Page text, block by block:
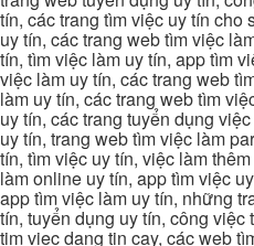
tín, các trang tìm việc uy tín
uy tín, các trang web tìm việc
tín, tìm việc làm uy tín, app tìm
việc làm uy tín, các trang web
làm uy tín, các trang web tìm
uy tín, các trang tuyển dụng
uy tín, trang web tìm việc làm
tín, tìm việc uy tín, việc làm
làm online uy tín, app tìm việc
app tìm việc làm uy tín, những
tín, tuyển dụng uy tín, công
tim viec dang tin cay, các web